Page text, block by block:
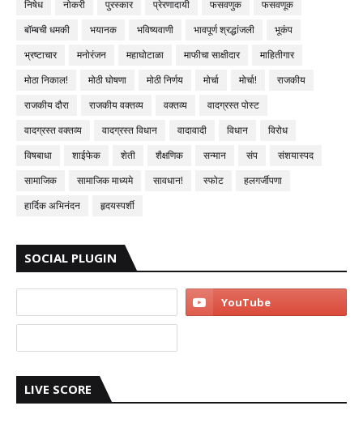
निषेध
नोकरी पुरस्कार प्रेरणादायी फसवणुक
फसवणूक
बॉम्बची धमकी
भयानक भविष्यवाणी भावपूर्ण श्रद्धांजली
भूकंप
भ्रष्टाचार
मनोरंजन महाघोटाळा माफीचा साक्षीदार
माहितीगार
मोठा निकाल!
मोठी घोषणा मोठी निर्णय मोर्चा मोर्चा!
राजकीय
राजकीय दौरा
राजकीय वक्तव्य वक्तव्य
वादग्रस्त पोस्ट
वादग्रस्त वक्तव्य
वादग्रस्त विधान वादावादी विधान
विरोध
विषबाधा
शाईफेक शेती शैक्षणिक सन्मान संप
संशयास्पद
सामाजिक
सामाजिक माध्यमे सावधान! स्फोट
हलगर्जीपणा
हार्दिक अभिनंदन
हृदयस्पर्शी
SOCIAL PLUGIN
LIVE SCORE